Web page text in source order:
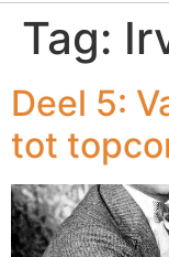
Tag:
Deel 5:
tot